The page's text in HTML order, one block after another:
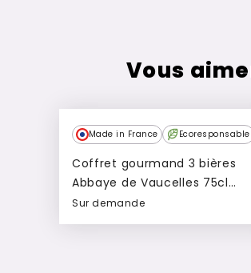
Vous
Made in France Ecoresponsable
Coffret gourmand 3 bières
Abbaye de Vaucelles 75cl
personnalisable Biera
Sur demande
Ajouter à mon devis